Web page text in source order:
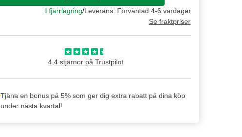
I fjärrlagring/Leverans: Förväntad 4-6 vardagar
Se fraktpriser
4,4 stjärnor på Trustpilot
Tjäna en bonus på 5% som ger dig extra rabatt på dina köp
under nästa kvartal!